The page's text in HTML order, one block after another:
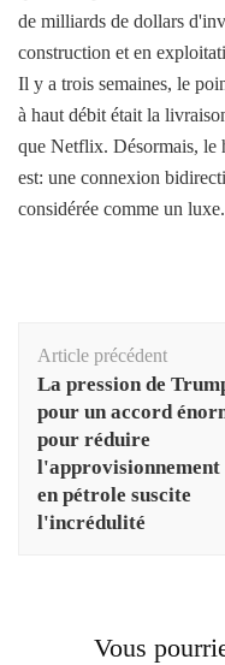
de milliards de dollars
construction et en
Il y a trois semaines, le
à haut débit était la
que Netflix. Désormais, le
est: une connexion
considérée comme un luxe.
d'article
Article précédent
La pression de
pour un accord
pour réduire
l'approvisionnement
en pétrole suscite
l'incrédulité
Vous